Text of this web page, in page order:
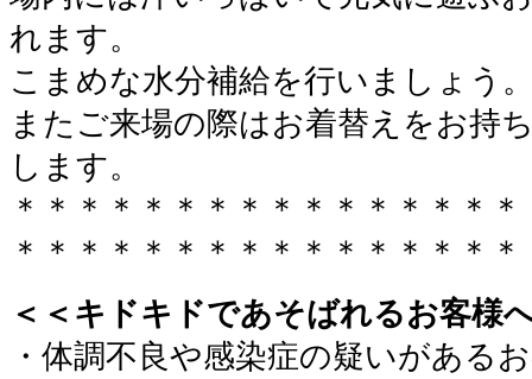
れます。
こまめな水分補給を行いましょう
またご来場の際はお着替えをお持
します。
＊＊＊＊＊＊＊＊＊＊＊＊＊＊＊
＊＊＊＊＊＊＊＊＊＊＊＊＊＊＊＊
＜＜キドキドであそばれるお客様
・体調不良や感染症の疑いがある